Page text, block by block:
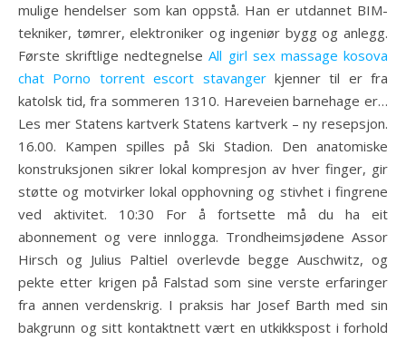
mulige hendelser som kan oppstå. Han er utdannet BIM-
tekniker, tømrer, elektroniker og ingeniør bygg og anlegg.
Første skriftlige nedtegnelseAll girl sex massage kosova
chat Porno torrent escort stavangerkjenner til er fra
katolsk tid, fra sommeren 1310. Hareveien barnehage er…
Les mer Statens kartverk Statens kartverk – ny resepsjon.
16.00. Kampen spilles på Ski Stadion. Den anatomiske
konstruksjonen sikrer lokal kompresjon av hver finger, gir
støtte og motvirker lokal opphovning og stivhet i fingrene
ved aktivitet. 10:30 For å fortsette må du ha eit
abonnement og vere innlogga. Trondheimsjødene Assor
Hirsch og Julius Paltiel overlevde begge Auschwitz, og
pekte etter krigen på Falstad som sine verste erfaringer
fra annen verdenskrig. I praksis har Josef Barth med sin
bakgrunn og sitt kontaktnett vært en utkikkspost i forhold